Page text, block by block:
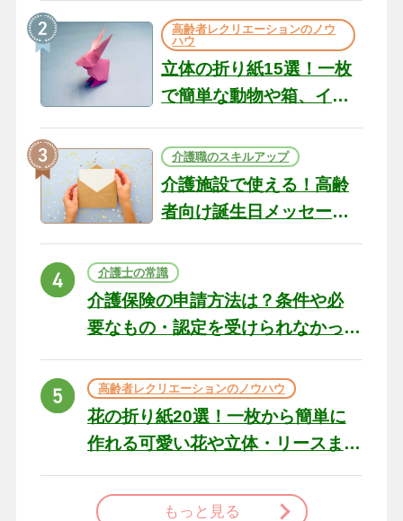
の現場から（22）
高齢者レクリエーションのノウ
ハウ
立体の折り紙15選！一枚
で簡単な動物や箱、イン
介護職のスキルアップ
介護施設で使える！高齢
者向け誕生日メッセージ
ト
介護士の常識
介護保険の申請方法は？条件や必
要なもの・認定を受けられなかっ
高齢者レクリエーションのノウハウ
花の折り紙20選！一枚から簡単に
作れる可愛い花や立体・リースま
もっと見る